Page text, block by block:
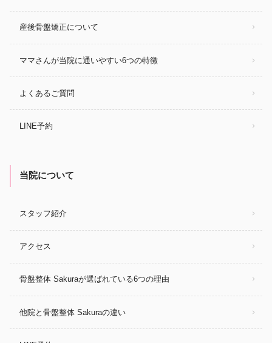
産後骨盤矯正について
ママさんが当院に通いやすい6つの特徴
よくあるご質問
LINE予約
当院について
スタッフ紹介
アクセス
骨盤整体 Sakuraが選ばれている6つの理由
他院と骨盤整体 Sakuraの違い